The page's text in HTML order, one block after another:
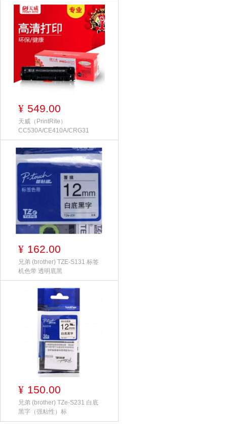
¥ 549.00
天威（PrintRite）
CC530A/CE410A/CRG31
¥ 162.00
兄弟 (brother) TZE-S131 标签
机色带 透明底黑
¥ 150.00
兄弟 (brother) TZe-S231 白底
黑字（强粘性）标